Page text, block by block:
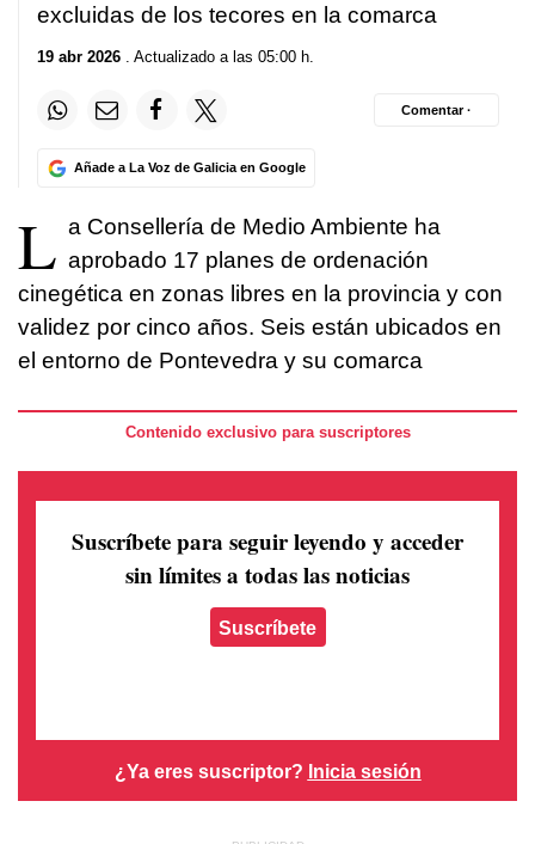
excluidas de los tecores en la comarca
19 abr 2026 . Actualizado a las 05:00 h.
Añade a La Voz de Galicia en Google
Comentar ·
L a Consellería de Medio Ambiente ha
aprobado 17 planes de ordenación
cinegética en zonas libres en la provincia y con
validez por cinco años. Seis están ubicados en
el entorno de Pontevedra y su comarca
Contenido exclusivo para suscriptores
Suscríbete para seguir leyendo y acceder
sin límites a todas las noticias
Suscríbete
¿Ya eres suscriptor? Inicia sesión